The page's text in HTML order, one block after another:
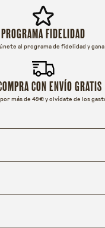
PROGRAMA FIDELIDAD
al programa de fidelidad y gana
CON ENVÍO GRATIS
más de 49€ y olvídate de los